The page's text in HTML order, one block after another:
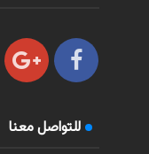
للتواصل معنا